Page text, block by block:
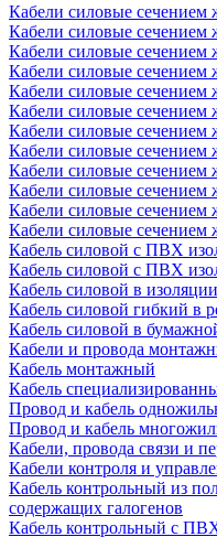
Кабели силовые сечением
Кабели силовые сечением
Кабели силовые сечением
Кабели силовые сечением
Кабели силовые сечением
Кабели силовые сечением
Кабели силовые сечением
Кабели силовые сечением
Кабели силовые сечением
Кабели силовые сечением
Кабели силовые сечением
Кабели силовые сечением
Кабель силовой с ПВХ
Кабель силовой с ПВХ
Кабель силовой в
Кабель силовой гибкий в
Кабель силовой в
Кабели и провода
Кабель монтажный
Кабель
Провод и кабель
Провод и кабель
Кабели, провода связи и
Кабели контроля и
Кабель контрольный из
содержащих галогенов
Кабель контрольный с